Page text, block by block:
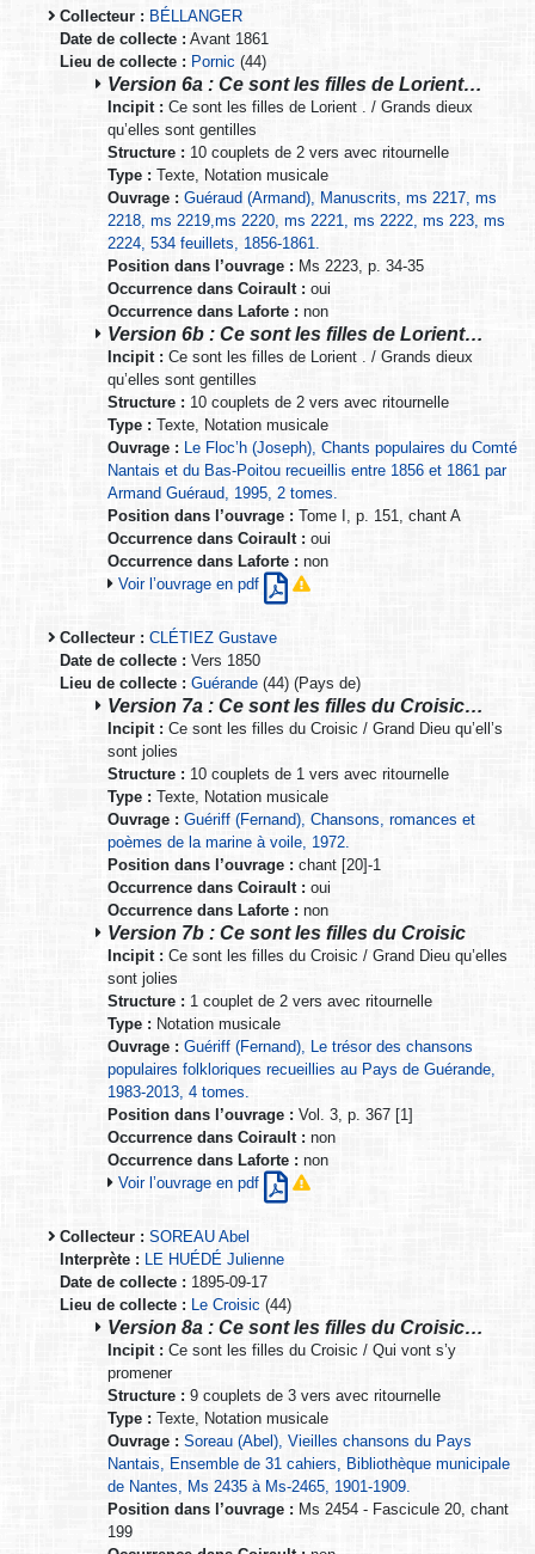
Collecteur : BÉLLANGER
Date de collecte : Avant 1861
Lieu de collecte : Pornic (44)
Version 6a : Ce sont les filles de Lorient…
Incipit : Ce sont les filles de Lorient . / Grands dieux
qu’elles sont gentilles
Structure : 10 couplets de 2 vers avec ritournelle
Type : Texte, Notation musicale
Ouvrage : Guéraud (Armand), Manuscrits, ms 2217, ms
2218, ms 2219,ms 2220, ms 2221, ms 2222, ms 223, ms
2224, 534 feuillets, 1856-1861.
Position dans l’ouvrage : Ms 2223, p. 34-35
Occurrence dans Coirault : oui
Occurrence dans Laforte : non
Version 6b : Ce sont les filles de Lorient…
Incipit : Ce sont les filles de Lorient . / Grands dieux
qu’elles sont gentilles
Structure : 10 couplets de 2 vers avec ritournelle
Type : Texte, Notation musicale
Ouvrage : Le Floc’h (Joseph), Chants populaires du Comté
Nantais et du Bas-Poitou recueillis entre 1856 et 1861 par
Armand Guéraud, 1995, 2 tomes.
Position dans l’ouvrage : Tome I, p. 151, chant A
Occurrence dans Coirault : oui
Occurrence dans Laforte : non
Voir l’ouvrage en pdf
Collecteur : CLÉTIEZ Gustave
Date de collecte : Vers 1850
Lieu de collecte : Guérande (44) (Pays de)
Version 7a : Ce sont les filles du Croisic…
Incipit : Ce sont les filles du Croisic / Grand Dieu qu’ell’s
sont jolies
Structure : 10 couplets de 1 vers avec ritournelle
Type : Texte, Notation musicale
Ouvrage : Guériff (Fernand), Chansons, romances et
poèmes de la marine à voile, 1972.
Position dans l’ouvrage : chant [20]-1
Occurrence dans Coirault : oui
Occurrence dans Laforte : non
Version 7b : Ce sont les filles du Croisic
Incipit : Ce sont les filles du Croisic / Grand Dieu qu’elles
sont jolies
Structure : 1 couplet de 2 vers avec ritournelle
Type : Notation musicale
Ouvrage : Guériff (Fernand), Le trésor des chansons
populaires folkloriques recueillies au Pays de Guérande,
1983-2013, 4 tomes.
Position dans l’ouvrage : Vol. 3, p. 367 [1]
Occurrence dans Coirault : non
Occurrence dans Laforte : non
Voir l’ouvrage en pdf
Collecteur : SOREAU Abel
Interprète : LE HUÉDÉ Julienne
Date de collecte : 1895-09-17
Lieu de collecte : Le Croisic (44)
Version 8a : Ce sont les filles du Croisic…
Incipit : Ce sont les filles du Croisic / Qui vont s’y
promener
Structure : 9 couplets de 3 vers avec ritournelle
Type : Texte, Notation musicale
Ouvrage : Soreau (Abel), Vieilles chansons du Pays
Nantais, Ensemble de 31 cahiers, Bibliothèque municipale
de Nantes, Ms 2435 à Ms-2465, 1901-1909.
Position dans l’ouvrage : Ms 2454 - Fascicule 20, chant
199